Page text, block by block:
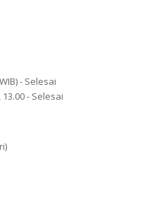
- Selesai
13.00 - Selesai